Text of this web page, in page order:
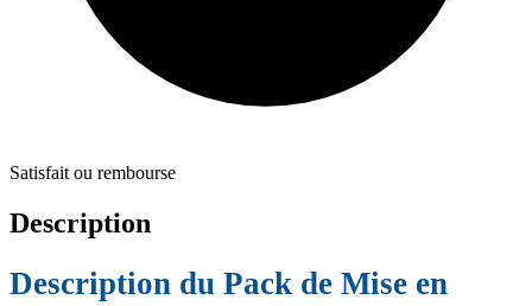
Satisfait ou rembourse
Description
Description du Pack de Mise en